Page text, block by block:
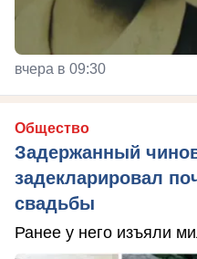
вчера в 09:30
Общество
Задержанный
задекларировал
свадьбы
Ранее у него изъяли